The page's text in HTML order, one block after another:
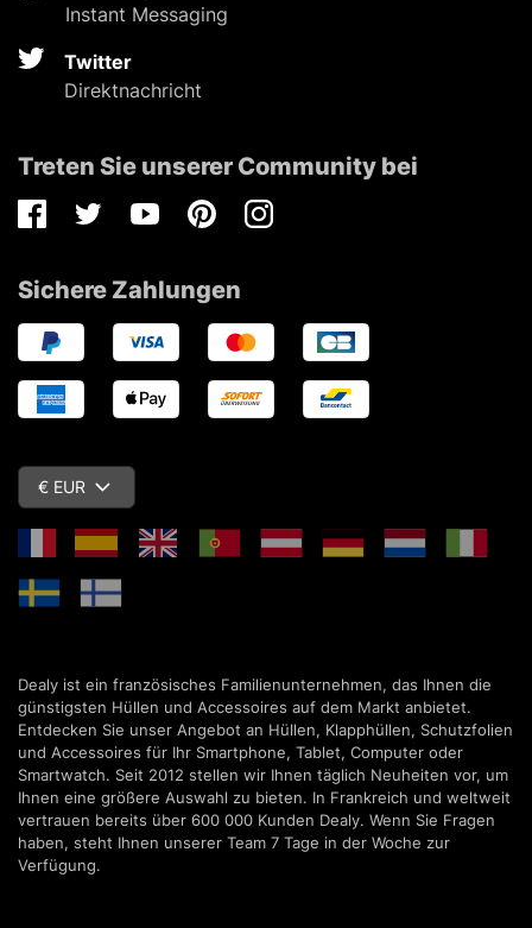
Instant Messaging
Twitter
Direktnachricht
Treten Sie unserer Community bei
FacebookTwitterYoutubePinterestInstagram
Sichere Zahlungen
€ EUR
Dealy ist ein französisches Familienunternehmen, das Ihnen die
günstigsten Hüllen und Accessoires auf dem Markt anbietet.
Entdecken Sie unser Angebot an Hüllen, Klapphüllen, Schutzfolien
und Accessoires für Ihr Smartphone, Tablet, Computer oder
Smartwatch. Seit 2012 stellen wir Ihnen täglich Neuheiten vor, um
Ihnen eine größere Auswahl zu bieten. In Frankreich und weltweit
vertrauen bereits über 600 000 Kunden Dealy. Wenn Sie Fragen
haben, steht Ihnen unserer Team 7 Tage in der Woche zur
Verfügung.